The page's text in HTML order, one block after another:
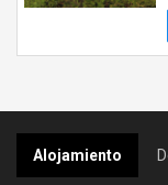
Alojamiento